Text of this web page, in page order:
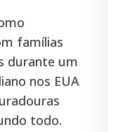
famílias
durante um
nos EUA
todo.